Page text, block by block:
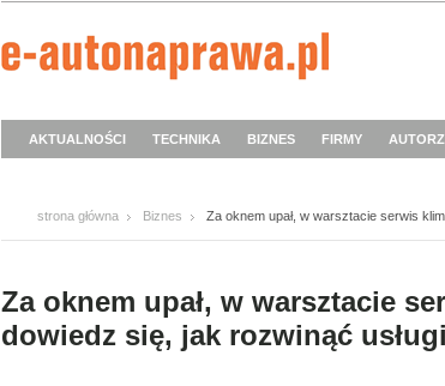
AKTUALNOŚCI TECHNIKA BIZNES FIRMY
strona główna Biznes Za oknem upał, w warsztacie serwis
Za oknem upał, w warsztacie
dowiedz się, jak rozwinąć